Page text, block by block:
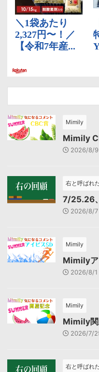
Mimily
Mimily
2026/8/9
右と呼ばれ
7/25.26
2026/8/7
Mimily
Mimilyア
2026/8/1
Mimily
Mimily関
2026/7/
右と呼ばれ